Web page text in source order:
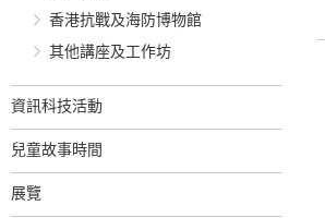
香港抗戰及海防博物館
其他講座及工作坊
資訊科技活動
兒童故事時間
展覽